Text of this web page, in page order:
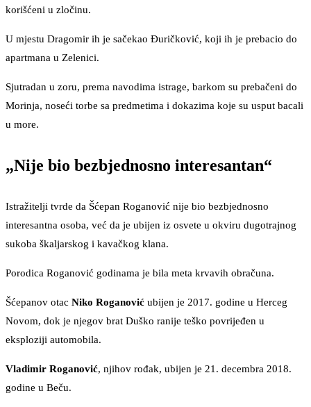
korišćeni u zločinu.
U mjestu Dragomir ih je sačekao Đuričković, koji ih je prebacio do
apartmana u Zelenici.
Sjutradan u zoru, prema navodima istrage, barkom su prebačeni do
Morinja, noseći torbe sa predmetima i dokazima koje su usput bacali
u more.
„Nije bio bezbjednosno interesantan“
Istražitelji tvrde da Šćepan Roganović nije bio bezbjednosno
interesantna osoba, već da je ubijen iz osvete u okviru dugotrajnog
sukoba škaljarskog i kavačkog klana.
Porodica Roganović godinama je bila meta krvavih obračuna.
Šćepanov otac Niko Roganović ubijen je 2017. godine u Herceg
Novom, dok je njegov brat Duško ranije teško povrijeđen u
eksploziji automobila.
Vladimir Roganović, njihov rođak, ubijen je 21. decembra 2018.
godine u Beču.